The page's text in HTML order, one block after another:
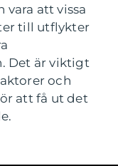
vara att vissa
till utflykter
Det är viktigt
och
att få ut det